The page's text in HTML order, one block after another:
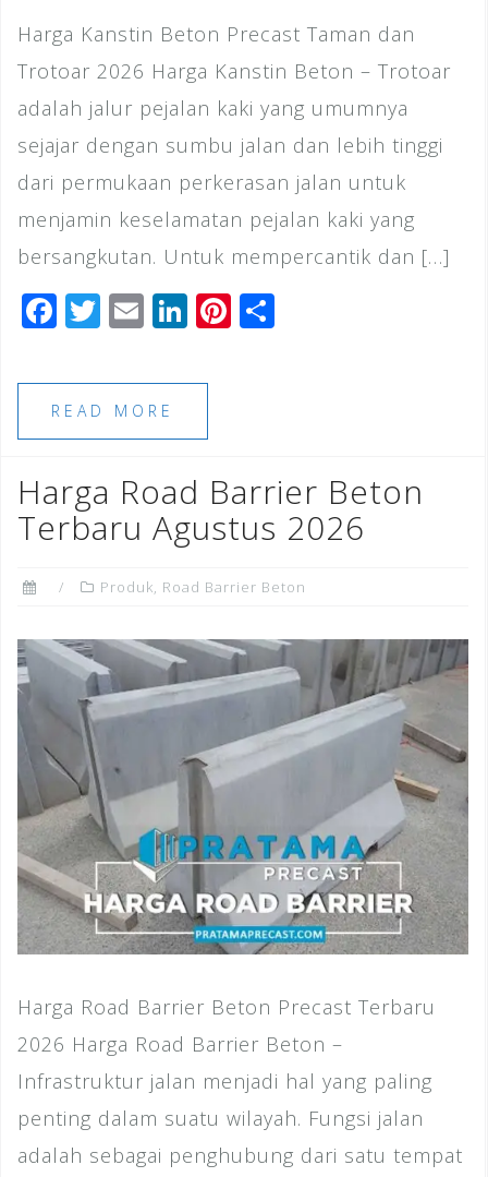
Harga Kanstin Beton Precast Taman dan
Trotoar 2026 Harga Kanstin Beton – Trotoar
adalah jalur pejalan kaki yang umumnya
sejajar dengan sumbu jalan dan lebih tinggi
dari permukaan perkerasan jalan untuk
menjamin keselamatan pejalan kaki yang
bersangkutan. Untuk mempercantik dan […]
F
c
e
b
o
o
k
T
tt
e
r
E
ai
l
Li
k
dI
n
Pi
st
READ MORE
Harga Road Barrier Beton
Terbaru Agustus 2026
Produk, Road Barrier Beton
Harga Road Barrier Beton Precast Terbaru
2026 Harga Road Barrier Beton –
Infrastruktur jalan menjadi hal yang paling
penting dalam suatu wilayah. Fungsi jalan
adalah sebagai penghubung dari satu tempat